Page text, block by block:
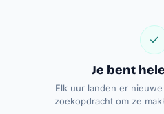
Je bent
Elk uur landen er
zoekopdracht om ze